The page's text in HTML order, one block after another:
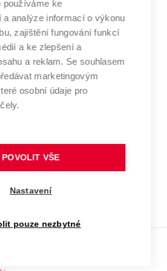
fondů
učení
technické
V BRNĚ
používáme ke
analýze informací o výkonu
zajištění fungování funkcí
a ke zlepšení a
a reklam. Se souhlasem
marketingovým
osobní údaje pro
POVOLIT VŠE
Nastavení
pouze nezbytné